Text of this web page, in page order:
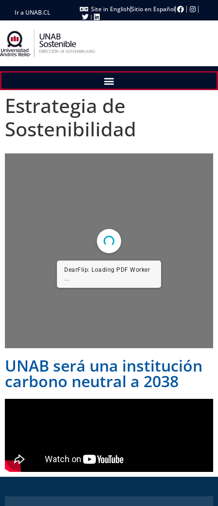
Ir a UNAB.CL Site in EnglishSitio en Español
Estrategia de
Sostenibilidad
DearFlip: Loading PDF Worker
...
UNAB será una institución
carbono neutral a 2038